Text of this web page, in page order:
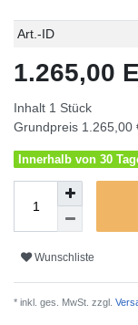
Technisches
Wert
Art.-ID
1.265,00
Inhalt 1 Stück
Grundpreis 1.265,00
Innerhalb von 30
Wunschliste
* inkl. ges. MwSt. zzgl.